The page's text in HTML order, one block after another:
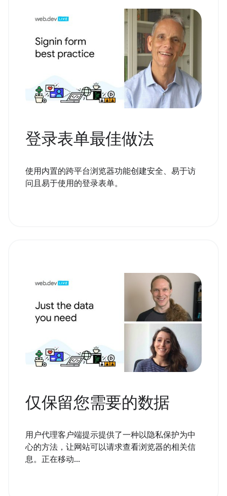
登录表单最佳做法
使用内置的跨平台浏览器功能创建安全、易于访
问且易于使用的登录表单。
仅保留您需要的数据
用户代理客户端提示提供了一种以隐私保护为中
心的方法，让网站可以请求查看浏览器的相关信
息。正在移动...